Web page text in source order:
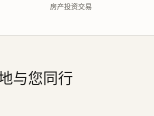
房产投资交易
与您同行